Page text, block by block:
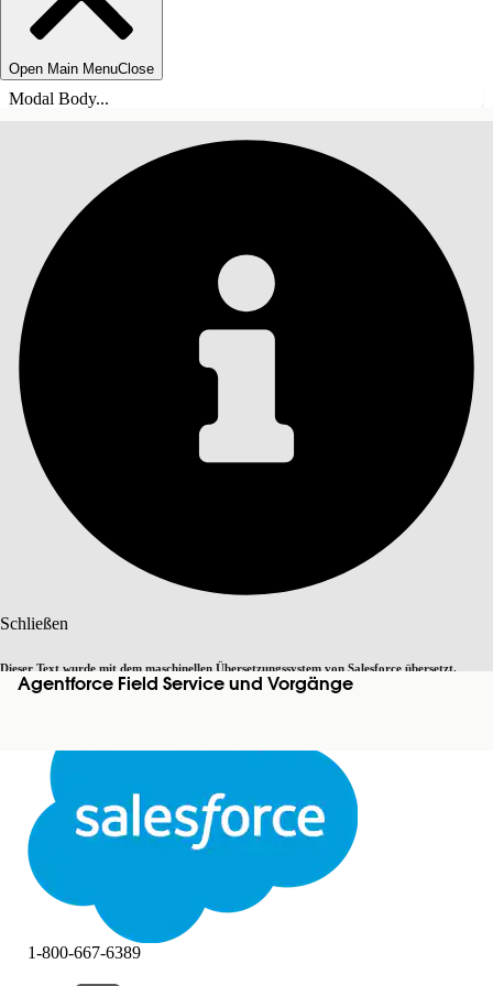
Open Main MenuClose
Modal Body...
Schließen
Dieser Text wurde mit dem maschinellen Übersetzungssystem von Salesforce übersetzt.
Weitere Details finden Siehier Zu Englisch wechseln Nicht jetzt
Schließen
Agentforce Field Service und Vorgänge
INHALT
1-800-667-6389